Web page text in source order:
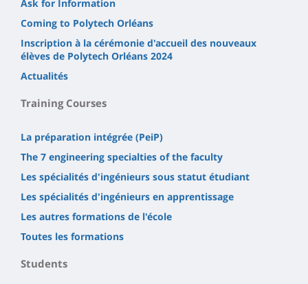
Ask for Information
Coming to Polytech Orléans
Inscription à la cérémonie d'accueil des nouveaux
élèves de Polytech Orléans 2024
Actualités
Training Courses
La préparation intégrée (PeiP)
The 7 engineering specialties of the faculty
Les spécialités d'ingénieurs sous statut étudiant
Les spécialités d'ingénieurs en apprentissage
Les autres formations de l'école
Toutes les formations
Students